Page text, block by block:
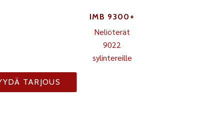
IMB 9300+
Neliöterät
9022
sylintereille
TARJOUS